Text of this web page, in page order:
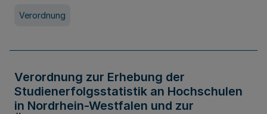
Verordnung
Verordnung zur Erhebung der
Studienerfolgsstatistik an Hochschulen
in Nordrhein-Westfalen und zur